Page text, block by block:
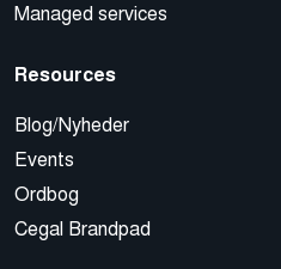
Managed services
Resources
Blog/Nyheder
Events
Ordbog
Cegal Brandpad